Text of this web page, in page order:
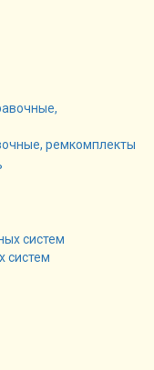
ремкомплекты
систем